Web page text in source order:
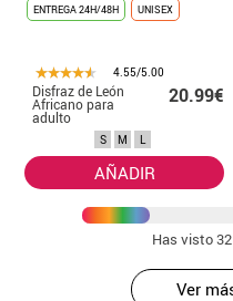
ENTREGA 24H/48H UNISEX
4.55/5.00
Disfraz de León
Africano para
adulto
20.99€
S M L
AÑADIR
Has visto32
Ver